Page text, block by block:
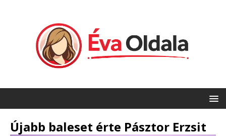
Újabb baleset érte Pásztor Erzsit